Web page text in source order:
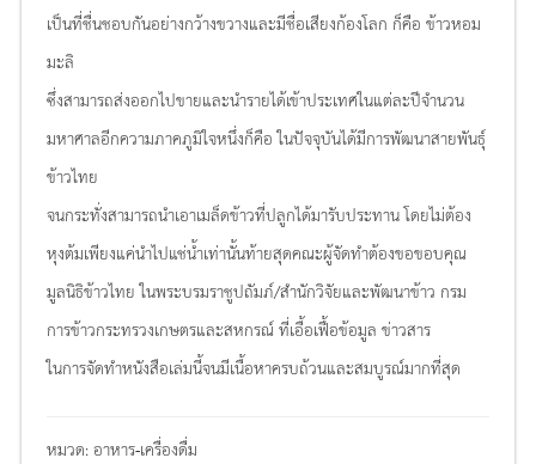
เป็นที่ชื่นชอบกันอย่างกว้างขวางและมีชื่อเสียงก้องโลก ก็คือ ข้าวหอม
มะลิ
ซึ่งสามารถส่งออกไปขายและนำรายได้เข้าประเทศในแต่ละปีจำนวน
มหาศาลอีกความภาคภูมิใจหนึ่งก็คือ ในปัจจุบันได้มีการพัฒนาสายพันธุ์
ข้าวไทย
จนกระทั่งสามารถนำเอาเมล็ดข้าวที่ปลูกได้มารับประทาน โดยไม่ต้อง
หุงต้มเพียงแค่นำไปแช่น้ำเท่านั้นท้ายสุดคณะผู้จัดทำต้องขอขอบคุณ
มูลนิธิข้าวไทย ในพระบรมราชูปถัมภ์/สำนักวิจัยและพัฒนาข้าว กรม
การข้าวกระทรวงเกษตรและสหกรณ์ ที่เอื้อเฟื้อข้อมูล ข่าวสาร
ในการจัดทำหนังสือเล่มนี้จนมีเนื้อหาครบถ้วนและสมบูรณ์มากที่สุด
หมวด:อาหาร-เครื่องดื่ม